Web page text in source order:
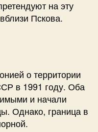
на эту
Пскова.
о территории
в 1991 году. Оба
и начали
Однако, граница в